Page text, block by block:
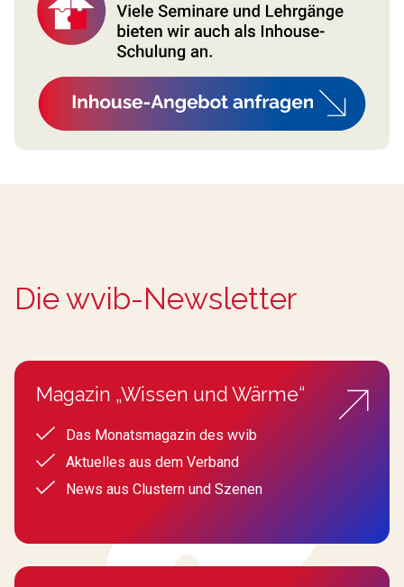
Die wvib-Newsletter
Magazin „Wissen und Wärme“
Das Monatsmagazin des wvib
Aktuelles aus dem Verband
News aus Clustern und Szenen